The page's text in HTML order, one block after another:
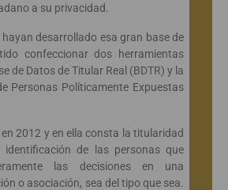
a su privacidad.
desarrollado esa gran base de
confeccionar dos herramientas
de Datos de Titular Real (BDTR) y la
Personas Políticamente Expuestas
en 2012 y en ella consta la titularidad
identificación de las personas que
las decisiones en una
o asociación, sea del tipo que sea.